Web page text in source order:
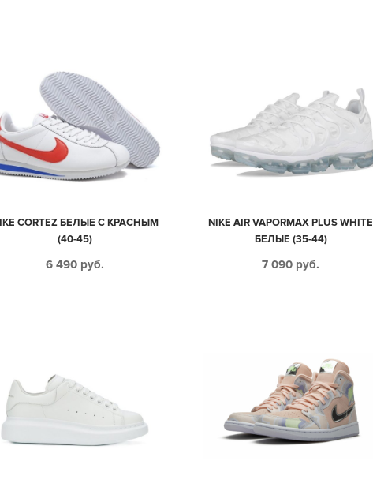
CORTEZ БЕЛЫЕ С КРАСНЫМ
(40-45)
6 490 руб.
NIKE AIR VAPORMAX PLUS WHITE
БЕЛЫЕ (35-44)
7 090 руб.